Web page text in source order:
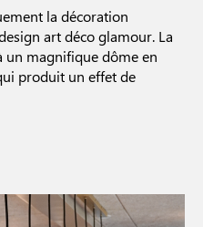
la décoration
art déco glamour. La
un magnifique dôme en
produit un effet de